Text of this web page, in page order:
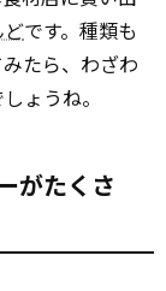
どです。種類も
たら、わざわ
ょうね。
がたくさ